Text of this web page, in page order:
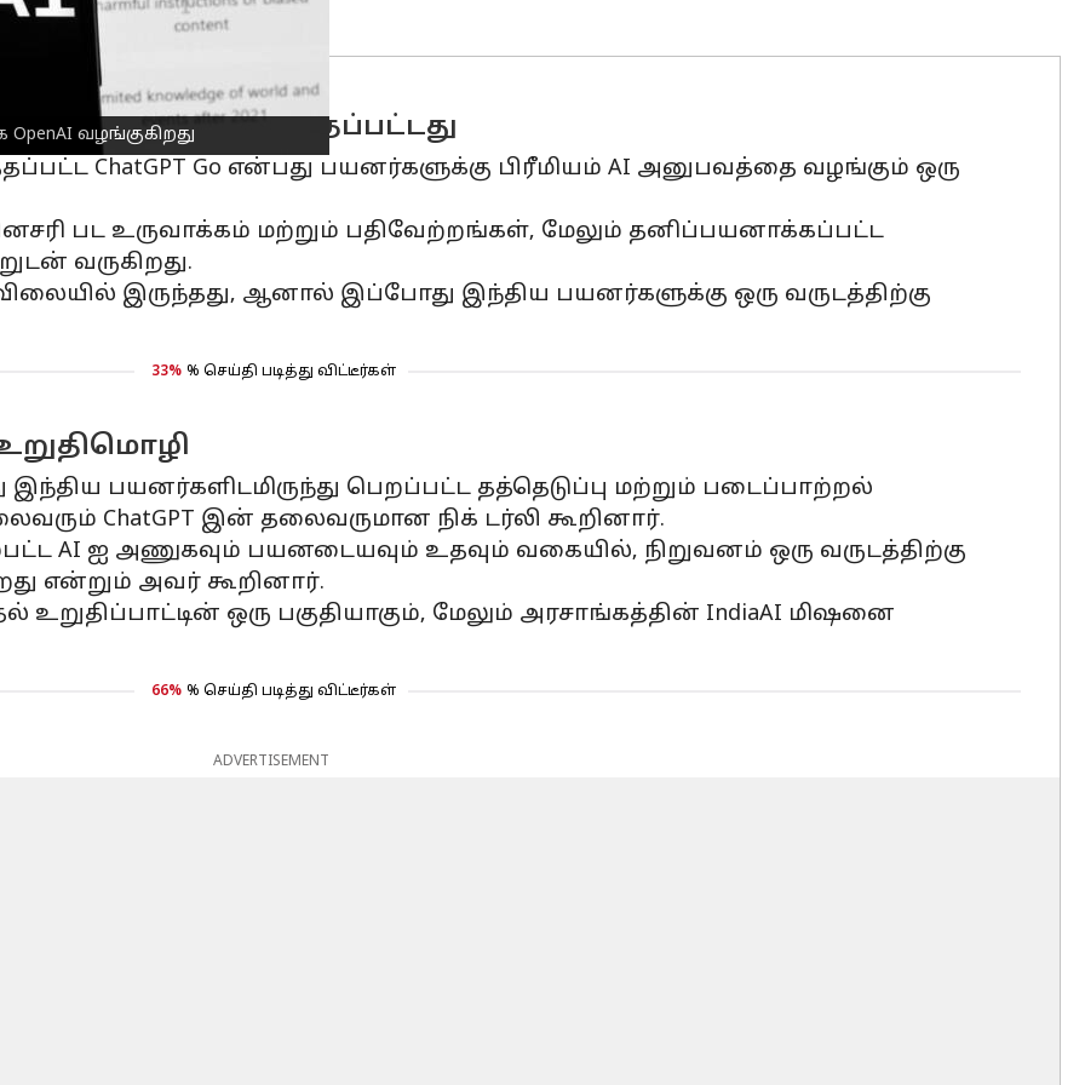
வழங்குகிறது
அறிமுகப்படுத்தப்பட்டது
ChatGPT Go என்பது பயனர்களுக்கு பிரீமியம் AI அனுபவத்தை வழங்கும் ஒரு
பட உருவாக்கம் மற்றும் பதிவேற்றங்கள், மேலும் தனிப்பயனாக்கப்பட்ட
வருகிறது.
இருந்தது, ஆனால் இப்போது இந்திய பயனர்களுக்கு ஒரு வருடத்திற்கு
33% % செய்தி படித்து விட்டீர்கள்
இந்திய பயனர்களிடமிருந்து பெறப்பட்ட தத்தெடுப்பு மற்றும் படைப்பாற்றல்
ChatGPT இன் தலைவருமான நிக் டர்லி கூறினார்.
AI ஐ அணுகவும் பயனடையவும் உதவும் வகையில், நிறுவனம் ஒரு வருடத்திற்கு
என்றும் அவர் கூறினார்.
உறுதிப்பாட்டின் ஒரு பகுதியாகும், மேலும் அரசாங்கத்தின் IndiaAI மிஷனை
66% % செய்தி படித்து விட்டீர்கள்
ADVERTISEMENT